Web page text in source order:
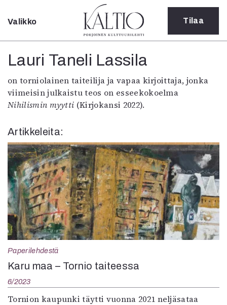
Sulje
Kategoriat
Teatteri
Tanssi
Tanssi
Pääkirjoitus
Paperilehdestä
Oulu2026
Näyttelyt
Musiikki
Levyt
Kuvataide
Kirjat
Arkisto
Lehdet
Valikko Tilaa
Lauri Taneli Lassila
on torniolainen taiteilija ja vapaa kirjoittaja, jonka
viimeisin julkaistu teos on esseekokoelma
Nihilismin myytti (Kirjokansi 2022).
Artikkeleita:
Paperilehdestä
Karu maa – Tornio taiteessa
6/2023
Tornion kaupunki täytti vuonna 2021 neljäsataa